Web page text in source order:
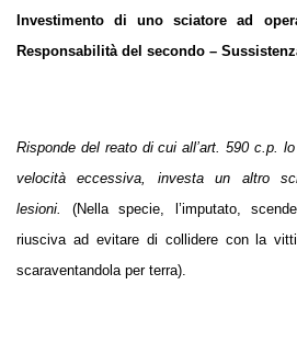
Investimento di uno sciatore ad
Responsabilità del secondo –
Risponde del reato di cui all’art. 590 c.p.
velocità eccessiva, investa un altro
lesioni. (Nella specie, l’imputato,
riusciva ad evitare di collidere con la
scaraventandola per terra).